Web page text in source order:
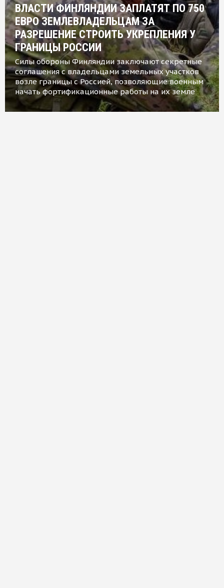
ВЛАСТИ ФИНЛЯНДИИ ЗАПЛАТЯТ ПО 750
ЕВРО ЗЕМЛЕВЛАДЕЛЬЦАМ ЗА
РАЗРЕШЕНИЕ СТРОИТЬ УКРЕПЛЕНИЯ У
ГРАНИЦЫ РОССИИ
Силы обороны Финляндии заключают секретные
соглашения с владельцами земельных участков
возле границы с Россией, позволяющие военным
начать фортификационные работы на их земле